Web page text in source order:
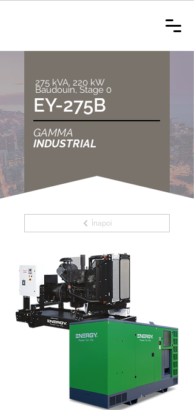
275 kVA, 220 kW
Baudouin, Stage 0
EY-275B
GAMMA
INDUSTRIAL
Înapoi